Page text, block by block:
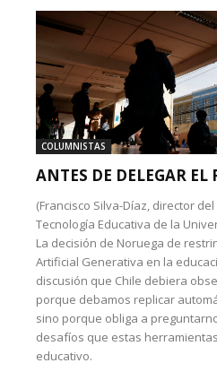
COLUMNISTAS
ANTES DE DELEGAR
(Francisco Silva-Díaz, director
Tecnología Educativa de la
La decisión de Noruega de
Artificial Generativa en la
discusión que Chile debiera
porque debamos replicar
sino porque obliga a
desafíos que estas
educativo.